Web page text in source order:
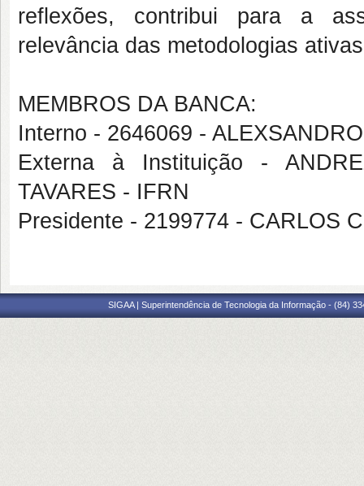
reflexões, contribui para a
relevância das metodologias
MEMBROS DA BANCA:
Interno - 2646069 -
Externa à Instituição -
TAVARES - IFRN
Presidente - 2199774 - CARLOS
SIGAA | Superintendência de Tecnologia da Informação - (84)